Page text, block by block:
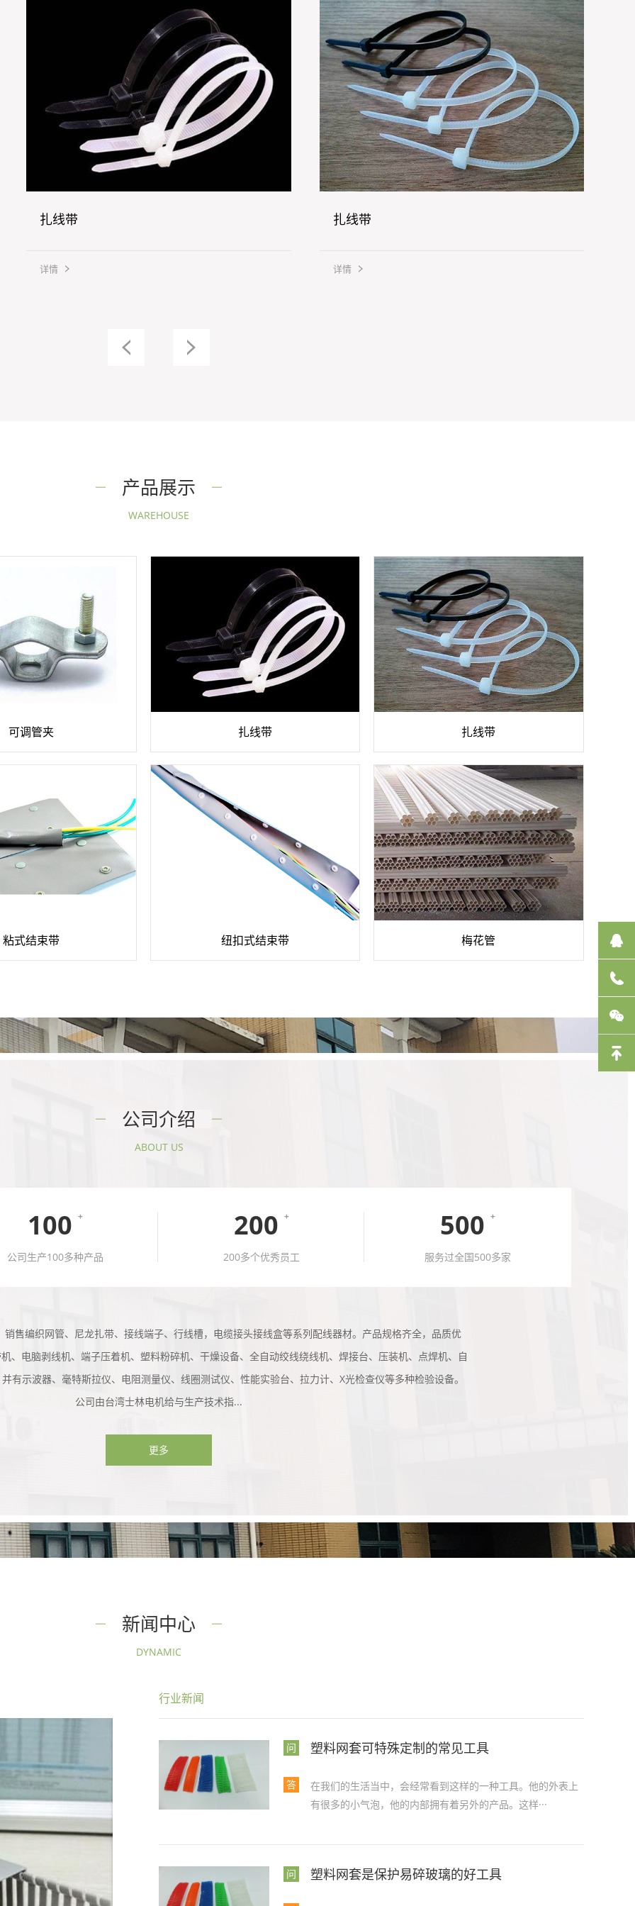
扎线带
详情
扎线带
详情
产品展示
WAREHOUSE
可调管夹 扎线带 扎线带
粘式结束带 纽扣式结束带 梅花管
公司介绍
ABOUT US
100 +
公司生产100多种产品
200 +
200多个优秀员工
500 +
服务过全国500多家
售编织网管、尼龙扎带、接线端子、行线槽，电缆接头接线盒等系列配线器材。产品规格齐全，品质优
、电脑剥线机、端子压着机、塑料粉碎机、干燥设备、全自动绞线绕线机、焊接台、压装机、点焊机、自
有示波器、毫特斯拉仪、电阻测量仪、线圈测试仪、性能实验台、拉力计、X光检查仪等多种检验设备。
公司由台湾士林电机给与生产技术指...
更多
新闻中心
DYNAMIC
行业新闻
问 塑料网套可特殊定制的常见工具
答
在我们的生活当中，会经常看到这样的一种工具。他的外表上
有很多的小气泡，他的内部拥有着另外的产品。这样···
问 塑料网套是保护易碎玻璃的好工具